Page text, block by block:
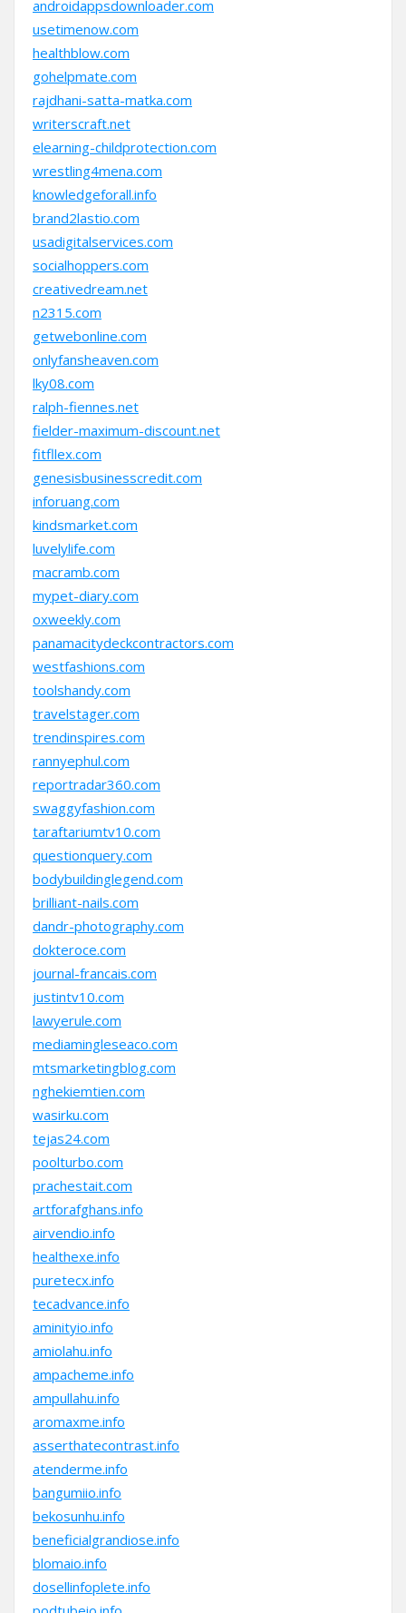
androidappsdownloader.com
usetimenow.com
healthblow.com
gohelpmate.com
rajdhani-satta-matka.com
writerscraft.net
elearning-childprotection.com
wrestling4mena.com
knowledgeforall.info
brand2lastio.com
usadigitalservices.com
socialhoppers.com
creativedream.net
n2315.com
getwebonline.com
onlyfansheaven.com
lky08.com
ralph-fiennes.net
fielder-maximum-discount.net
fitfllex.com
genesisbusinesscredit.com
inforuang.com
kindsmarket.com
luvelylife.com
macramb.com
mypet-diary.com
oxweekly.com
panamacitydeckcontractors.com
westfashions.com
toolshandy.com
travelstager.com
trendinspires.com
rannyephul.com
reportradar360.com
swaggyfashion.com
taraftariumtv10.com
questionquery.com
bodybuildinglegend.com
brilliant-nails.com
dandr-photography.com
dokteroce.com
journal-francais.com
justintv10.com
lawyerule.com
mediamingleseaco.com
mtsmarketingblog.com
nghekiemtien.com
wasirku.com
tejas24.com
poolturbo.com
prachestait.com
artforafghans.info
airvendio.info
healthexe.info
puretecx.info
tecadvance.info
aminityio.info
amiolahu.info
ampacheme.info
ampullahu.info
aromaxme.info
asserthatecontrast.info
atenderme.info
bangumiio.info
bekosunhu.info
beneficialgrandiose.info
blomaio.info
dosellinfoplete.info